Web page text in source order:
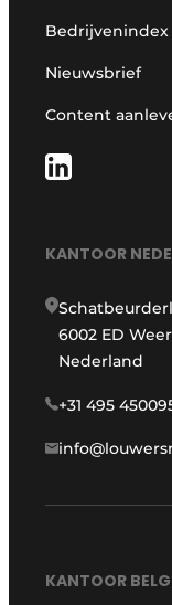
Bedrijvenindex
Nieuwsbrief
Content
KANTOOR
6002 ED
Nederland
+31 495
KANTOOR